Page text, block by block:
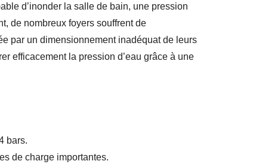
d’inonder la salle de bain, une pression
de nombreux foyers souffrent de
par un dimensionnement inadéquat de leurs
efficacement la pression d’eau grâce à une
bars.
de charge importantes.